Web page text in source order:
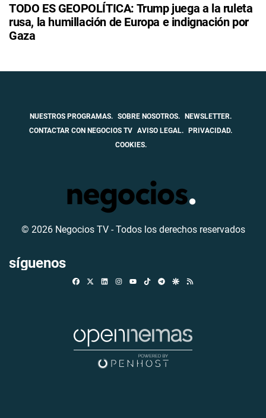
TODO ES GEOPOLÍTICA: Trump juega a la ruleta
rusa, la humillación de Europa e indignación por
Gaza
NUESTROS PROGRAMAS. SOBRE NOSOTROS. NEWSLETTER.
CONTACTAR CON NEGOCIOS TV AVISO LEGAL. PRIVACIDAD.
COOKIES.
© 2026 Negocios TV - Todos los derechos reservados
síguenos
FacebookLinkedinInstagramTikTokTelegramGoogle Discover